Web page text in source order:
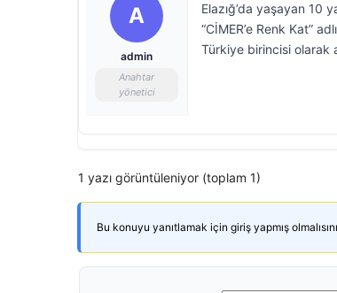
A
admin
Anahtar
yönetici
Elazığ’da yaşayan 10
“CİMER’e Renk Kat”
Türkiye birincisi olarak
1 yazı görüntüleniyor (toplam 1)
Bu konuyu yanıtlamak için giriş yapmış